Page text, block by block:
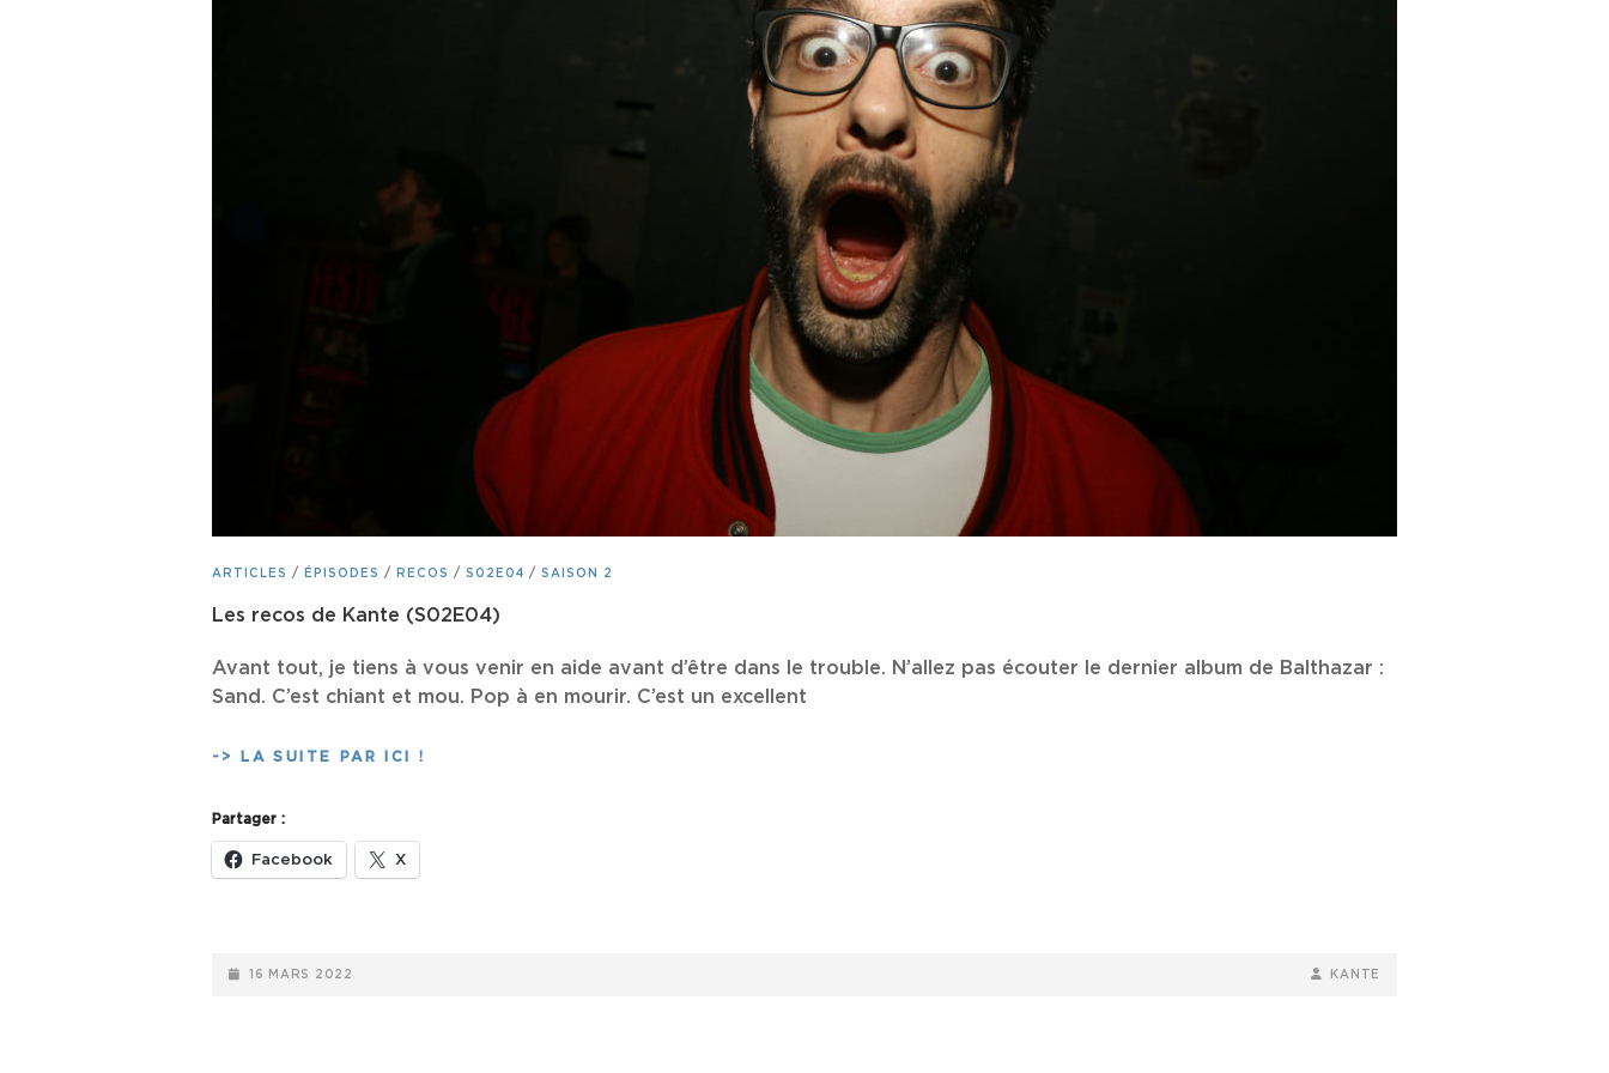
CAT
ARTICLES / ÉPISODES / RECOS / S02E04 / SAISON 2
Les recos de Kante (S02E04)
Avant tout, je tiens à vous venir en aide avant d’être dans le trouble. N’allez pas écouter le dernier album de Balthazar :
Sand. C’est chiant et mou. Pop à en mourir. C’est un excellent
-> LA SUITE PAR ICI !
Partager :
Facebook X
POSTED-
16 MARS 2022
BY
BYLINEKANTE